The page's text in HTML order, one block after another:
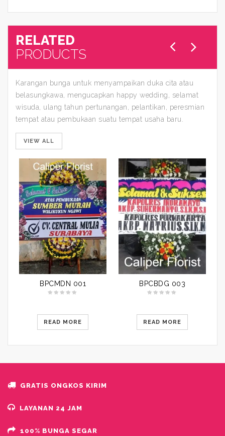
RELATED
PRODUCTS
Karangan bunga untuk menyampaikan duka cita atau
belasungkawa, mengucapkan happy wedding, selamat
wisuda, ulang tahun pertunangan, pelantikan, peresmian
tempat atau pembukaan suatu tempat usaha baru.
VIEW ALL
BPCMDN 001
READ MORE
BPCBDG 003
READ MORE
GRATIS ONGKOS KIRIM
LAYANAN 24 JAM
100% BUNGA SEGAR